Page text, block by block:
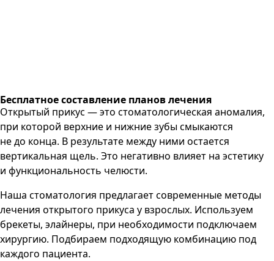
Бесплатное составление планов лечения
Открытый прикус — это стоматологическая аномалия,
при которой верхние и нижние зубы смыкаются
не до конца. В результате между ними остается
вертикальная щель. Это негативно влияет на эстетику
и функциональность челюсти.
Наша стоматология предлагает современные методы
лечения открытого прикуса у взрослых. Используем
брекеты, элайнеры, при необходимости подключаем
хирургию. Подбираем подходящую комбинацию под
каждого пациента.